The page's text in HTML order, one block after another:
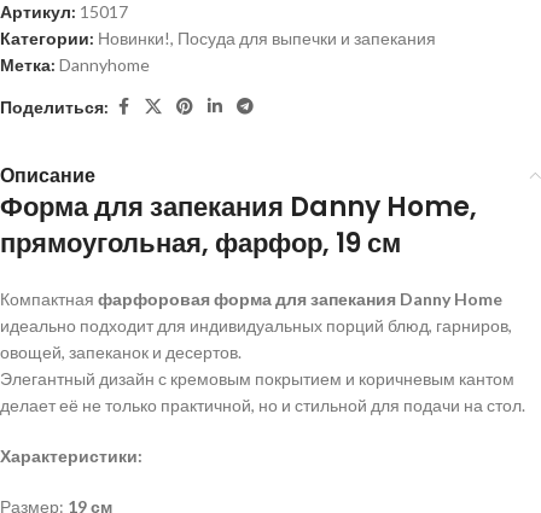
Артикул: 15017
Категории: Новинки!, Посуда для выпечки и запекания
Метка: Dannyhome
Поделиться:
Описание
Форма для запекания Danny Home,
прямоугольная, фарфор, 19 см
Компактная фарфоровая форма для запекания Danny Home
идеально подходит для индивидуальных порций блюд, гарниров,
овощей, запеканок и десертов.
Элегантный дизайн с кремовым покрытием и коричневым кантом
делает её не только практичной, но и стильной для подачи на стол.
Характеристики:
Размер: 19 см